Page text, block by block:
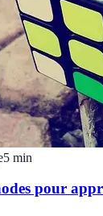
5 min
pour